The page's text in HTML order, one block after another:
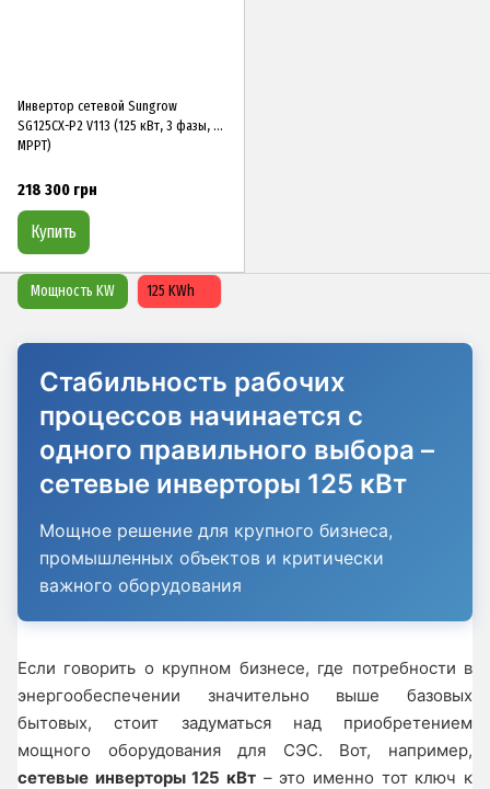
Инвертор сетевой Sungrow
SG125CX-P2 V113 (125 кВт, 3 фазы, 12
MPPT)
218 300 грн
Купить
Стабильность рабочих
процессов начинается с
одного правильного выбора –
сетевые инверторы 125 кВт
Мощное решение для крупного бизнеса,
промышленных объектов и критически
важного оборудования
Если говорить о крупном бизнесе, где потребности в
энергообеспечении значительно выше базовых
бытовых, стоит задуматься над приобретением
мощного оборудования для СЭС. Вот, например,
сетевые инверторы 125 кВт – это именно тот ключ к
Мощность KW 125 KWh